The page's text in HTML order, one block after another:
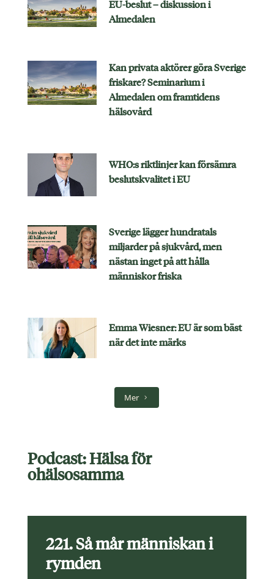
EU-beslut – diskussion i
Almedalen
Kan privata aktörer göra Sverige
friskare? Seminarium i
Almedalen om framtidens
hälsovård
WHO:s riktlinjer kan försämra
beslutskvalitet i EU
Sverige lägger hundratals
miljarder på sjukvård, men
nästan inget på att hålla
människor friska
Emma Wiesner: EU är som bäst
när det inte märks
Mer
Podcast: Hälsa för
ohälsosamma
221. Så mår människan i
rymden